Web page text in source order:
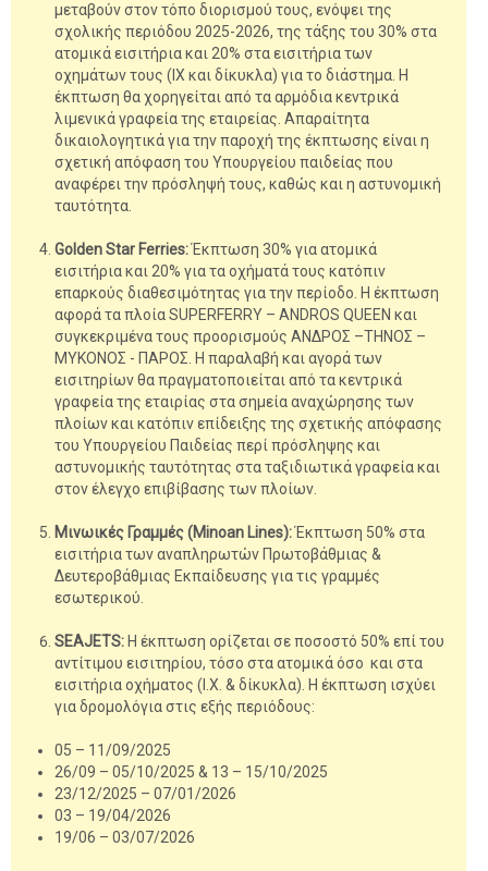
μεταβούν στον τόπο διορισμού τους, ενόψει της
σχολικής περιόδου 2025-2026, της τάξης του 30% στα
ατομικά εισιτήρια και 20% στα εισιτήρια των
οχημάτων τους (IX και δίκυκλα) για το διάστημα. Η
έκπτωση θα χορηγείται από τα αρμόδια κεντρικά
λιμενικά γραφεία της εταιρείας. Απαραίτητα
δικαιολογητικά για την παροχή της έκπτωσης είναι η
σχετική απόφαση του Υπουργείου παιδείας που
αναφέρει την πρόσληψή τους, καθώς και η αστυνομική
ταυτότητα.
Golden Star Ferries:Έκπτωση 30% για ατομικά
εισιτήρια και 20% για τα οχήματά τους κατόπιν
επαρκούς διαθεσιμότητας για την περίοδο. Η έκπτωση
αφορά τα πλοία SUPERFERRY – ANDROS QUEEN και
συγκεκριμένα τους προορισμούς ΑΝΔΡΟΣ –ΤΗΝΟΣ –
ΜΥΚΟΝΟΣ - ΠΑΡΟΣ. Η παραλαβή και αγορά των
εισιτηρίων θα πραγματοποιείται από τα κεντρικά
γραφεία της εταιρίας στα σημεία αναχώρησης των
πλοίων και κατόπιν επίδειξης της σχετικής απόφασης
του Υπουργείου Παιδείας περί πρόσληψης και
αστυνομικής ταυτότητας στα ταξιδιωτικά γραφεία και
στον έλεγχο επιβίβασης των πλοίων.
Μινωικές Γραμμές(Minoan Lines):Έκπτωση 50% στα
εισιτήρια των αναπληρωτών Πρωτοβάθμιας &
Δευτεροβάθμιας Εκπαίδευσης για τις γραμμές
εσωτερικού.
SEAJETS: Η έκπτωση ορίζεται σε ποσοστό 50% επί του
αντίτιμου εισιτηρίου, τόσο στα ατομικά όσο και στα
εισιτήρια οχήματος (Ι.Χ. & δίκυκλα). Η έκπτωση ισχύει
για δρομολόγια στις εξής περιόδους:
05 – 11/09/2025
26/09 – 05/10/2025 & 13 – 15/10/2025
23/12/2025 – 07/01/2026
03 – 19/04/2026
19/06 – 03/07/2026